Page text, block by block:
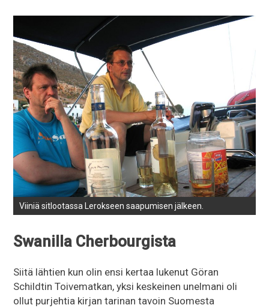
Viiniä sitlootassa Lerokseen saapumisen jälkeen.
Swanilla Cherbourgista
Siitä lähtien kun olin ensi kertaa lukenut Göran
Schildtin Toivematkan, yksi keskeinen unelmani oli
ollut purjehtia kirjan tarinan tavoin Suomesta